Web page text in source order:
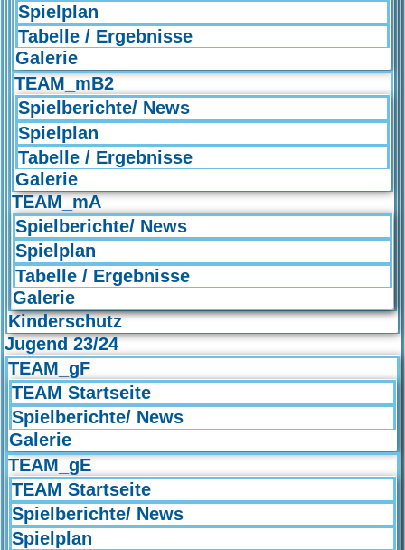
Spielplan
Tabelle / Ergebnisse
Galerie
TEAM_mB2
Spielberichte/ News
Spielplan
Tabelle / Ergebnisse
Galerie
TEAM_mA
Spielberichte/ News
Spielplan
Tabelle / Ergebnisse
Galerie
Kinderschutz
Jugend 23/24
TEAM_gF
TEAM Startseite
Spielberichte/ News
Galerie
TEAM_gE
TEAM Startseite
Spielberichte/ News
Spielplan